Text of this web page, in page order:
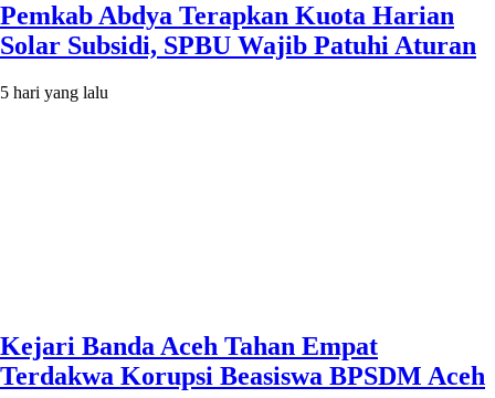
Pemkab Abdya Terapkan Kuota Harian
Solar Subsidi, SPBU Wajib Patuhi Aturan
5 hari yang lalu
Kejari Banda Aceh Tahan Empat
Terdakwa Korupsi Beasiswa BPSDM Aceh